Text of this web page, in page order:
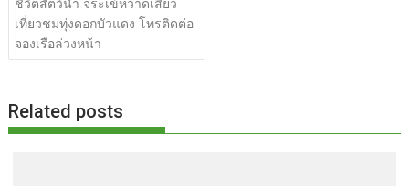
o
o
t er
เที่ยวชมทุ่งดอกบัวแดง โทรติดต่อ
จองเรือล่วงหน้า
Related posts